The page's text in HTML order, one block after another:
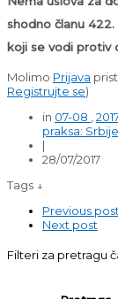
shodno članu
koji se vodi protiv
Molimo Prijava
Registrujte se)
in 07-08
praksa: Srbije
|
28/07/2017
Tags ↓
Previous post
Next post
Filteri za pretragu